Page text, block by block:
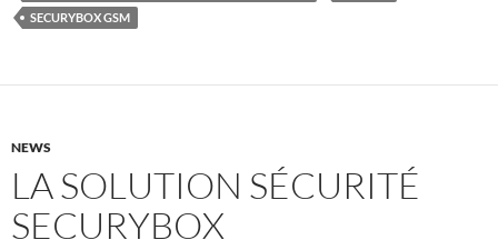
SECURYBOX GSM
NEWS
LA SOLUTION SÉCURITÉ
SECURYBOX